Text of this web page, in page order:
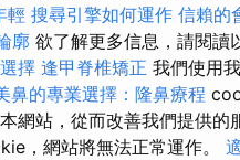
輕 搜尋引擎如何運作 信賴的
廓 欲了解更多信息，請閱讀
擇 逢甲脊椎矯正 我們使用
鼻的專業選擇：隆鼻療程
網站，從而改善我們提供的
，網站將無法正常運作。